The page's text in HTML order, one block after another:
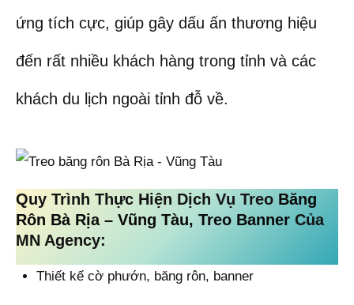
ứng tích cực, giúp gây dấu ấn thương hiệu
đến rất nhiều khách hàng trong tỉnh và các
khách du lịch ngoài tỉnh đỗ về.
Quy Trình Thực Hiện Dịch Vụ Treo Băng
Rôn Bà Rịa – Vũng Tàu, Treo Banner Của
MN Agency:
Thiết kế cờ phướn, băng rôn, banner